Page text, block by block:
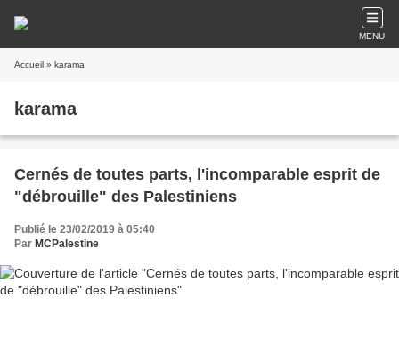
MENU
Accueil » karama
karama
Cernés de toutes parts, l'incomparable esprit de
"débrouille" des Palestiniens
Publié le 23/02/2019 à 05:40
Par MCPalestine